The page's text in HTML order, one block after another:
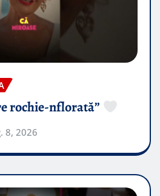
rochie-nflorată”
8, 2026